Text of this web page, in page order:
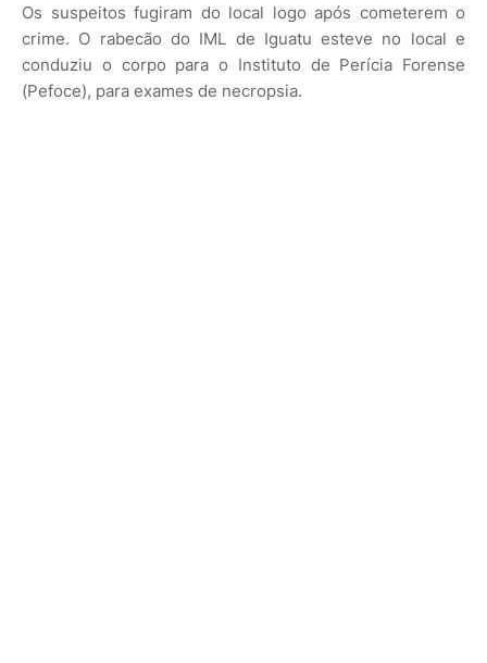
Os suspeitos fugiram do local logo após cometerem o
crime. O rabecão do IML de Iguatu esteve no local e
conduziu o corpo para o Instituto de Perícia Forense
(Pefoce), para exames de necropsia.